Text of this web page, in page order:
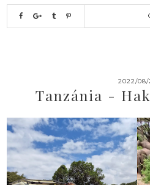
2022/08/
Tanzánia -